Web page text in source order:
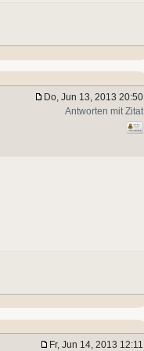
Do, Jun 13, 2013 20:50
Antworten mit Zitat
Fr, Jun 14, 2013 12:11